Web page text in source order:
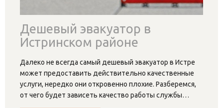
Дешевый эвакуатор в
Истринском районе
Далеко не всегда самый дешевый эвакуатор в Истре
может предоставить действительно качественные
услуги, нередко они откровенно плохие. Разберемся,
от чего будет зависеть качество работы службы…